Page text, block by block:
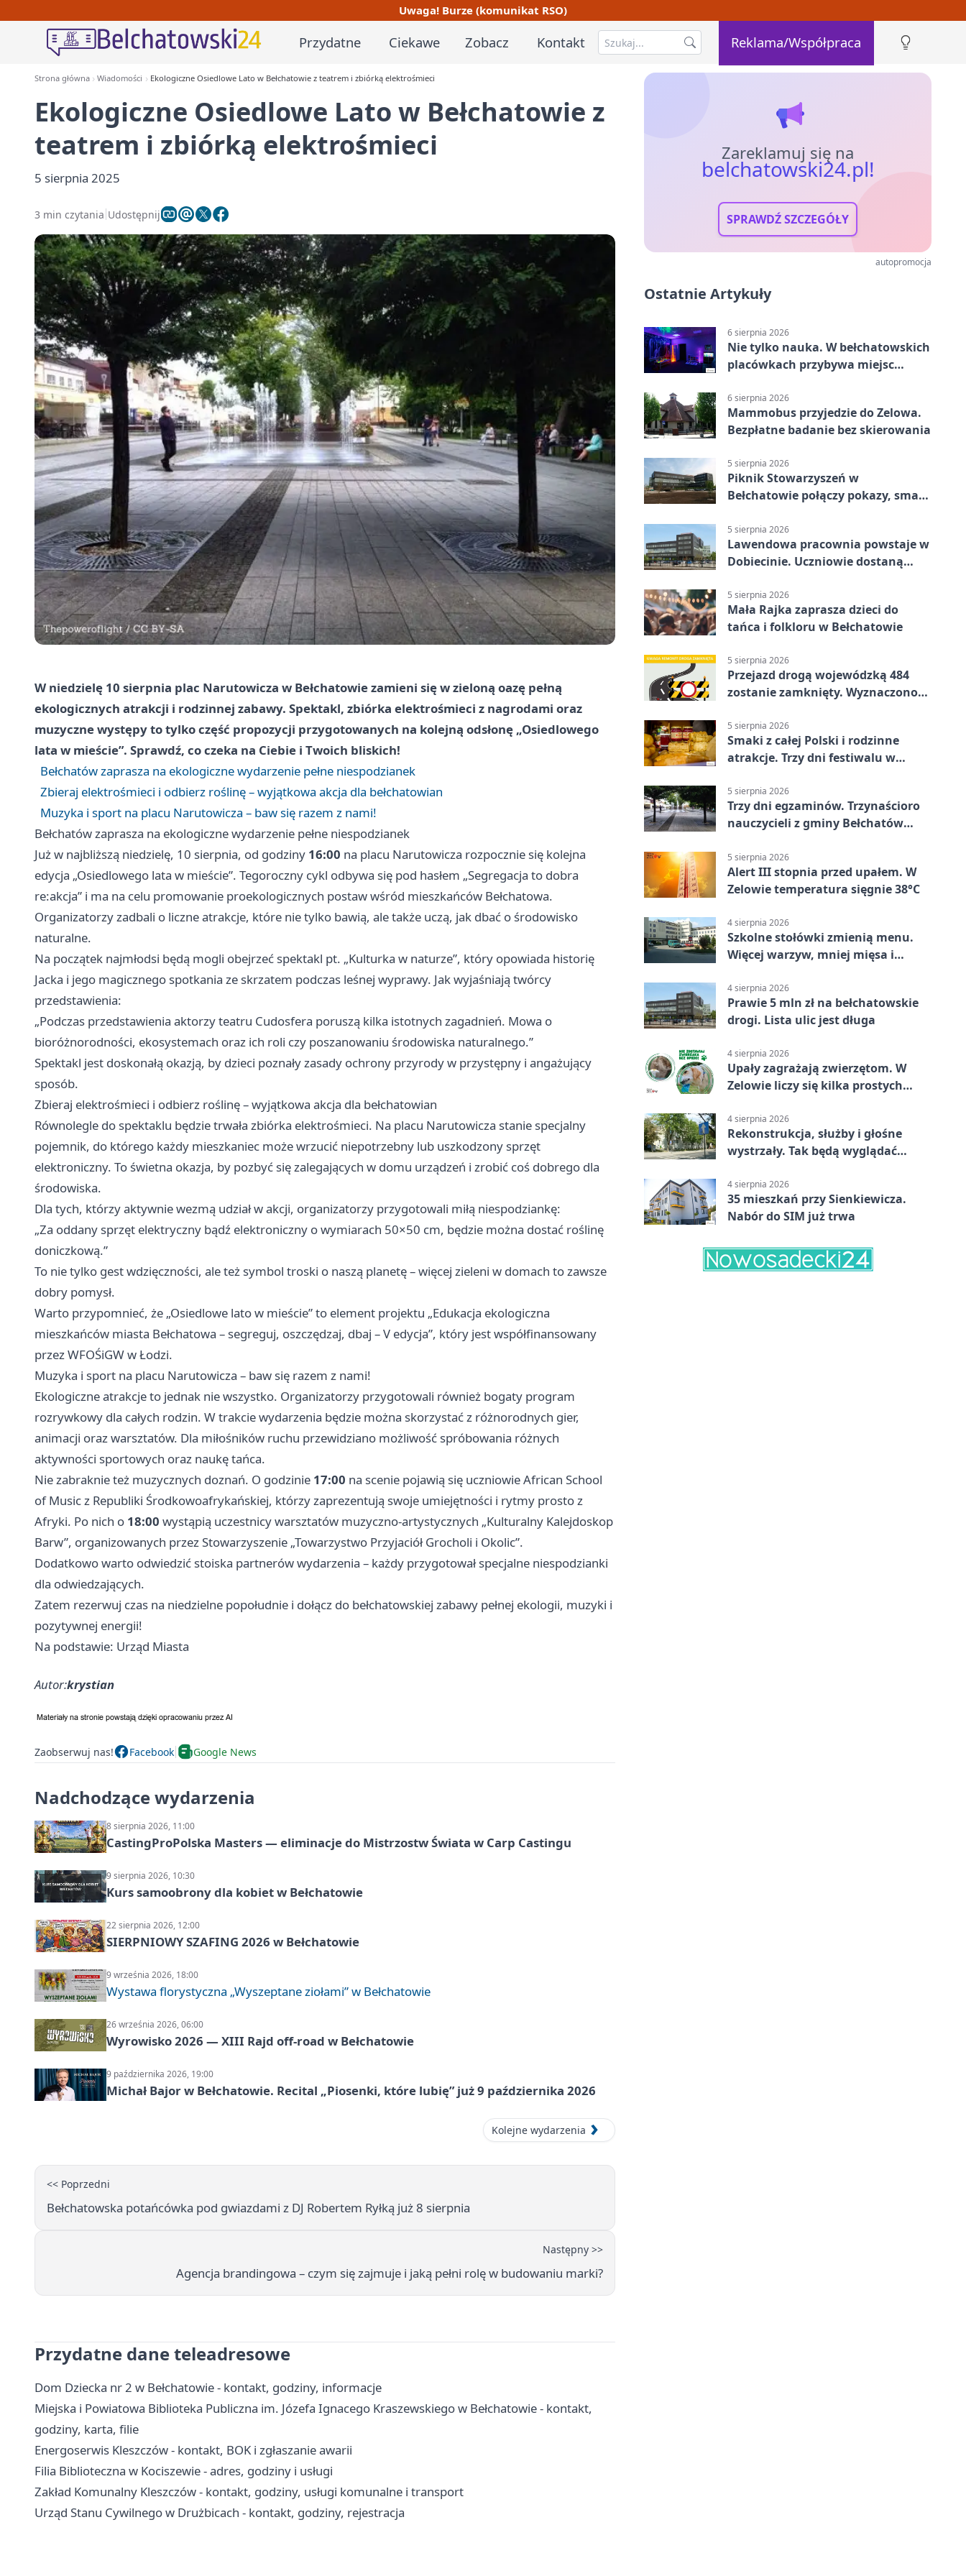
Uwaga! Burze (komunikat RSO)
Przydatne Ciekawe Zobacz Kontakt Reklama/Współpraca
Strona główna Wiadomości Ekologiczne Osiedlowe Lato w Bełchatowie z teatrem i zbiórką elektrośmieci
Ekologiczne Osiedlowe Lato w Bełchatowie z
teatrem i zbiórką elektrośmieci
5 sierpnia 2025
3 min czytania Udostępnij
W niedzielę 10 sierpnia plac Narutowicza w Bełchatowie zamieni się w zieloną oazę pełną
ekologicznych atrakcji i rodzinnej zabawy. Spektakl, zbiórka elektrośmieci z nagrodami oraz
muzyczne występy to tylko część propozycji przygotowanych na kolejną odsłonę „Osiedlowego
lata w mieście”. Sprawdź, co czeka na Ciebie i Twoich bliskich!
Bełchatów zaprasza na ekologiczne wydarzenie pełne niespodzianek
Zbieraj elektrośmieci i odbierz roślinę – wyjątkowa akcja dla bełchatowian
Muzyka i sport na placu Narutowicza – baw się razem z nami!
Bełchatów zaprasza na ekologiczne wydarzenie pełne niespodzianek
Już w najbliższą niedzielę, 10 sierpnia, od godziny 16:00 na placu Narutowicza rozpocznie się kolejna
edycja „Osiedlowego lata w mieście”. Tegoroczny cykl odbywa się pod hasłem „Segregacja to dobra
re:akcja” i ma na celu promowanie proekologicznych postaw wśród mieszkańców Bełchatowa.
Organizatorzy zadbali o liczne atrakcje, które nie tylko bawią, ale także uczą, jak dbać o środowisko
naturalne.
Na początek najmłodsi będą mogli obejrzeć spektakl pt. „Kulturka w naturze”, który opowiada historię
Jacka i jego magicznego spotkania ze skrzatem podczas leśnej wyprawy. Jak wyjaśniają twórcy
przedstawienia:
„Podczas przedstawienia aktorzy teatru Cudosfera poruszą kilka istotnych zagadnień. Mowa o
bioróżnorodności, ekosystemach oraz ich roli czy poszanowaniu środowiska naturalnego.”
Spektakl jest doskonałą okazją, by dzieci poznały zasady ochrony przyrody w przystępny i angażujący
sposób.
Zbieraj elektrośmieci i odbierz roślinę – wyjątkowa akcja dla bełchatowian
Równolegle do spektaklu będzie trwała zbiórka elektrośmieci. Na placu Narutowicza stanie specjalny
pojemnik, do którego każdy mieszkaniec może wrzucić niepotrzebny lub uszkodzony sprzęt
elektroniczny. To świetna okazja, by pozbyć się zalegających w domu urządzeń i zrobić coś dobrego dla
środowiska.
Dla tych, którzy aktywnie wezmą udział w akcji, organizatorzy przygotowali miłą niespodziankę:
„Za oddany sprzęt elektryczny bądź elektroniczny o wymiarach 50×50 cm, będzie można dostać roślinę
doniczkową.”
To nie tylko gest wdzięczności, ale też symbol troski o naszą planetę – więcej zieleni w domach to zawsze
dobry pomysł.
Warto przypomnieć, że „Osiedlowe lato w mieście” to element projektu „Edukacja ekologiczna
mieszkańców miasta Bełchatowa – segreguj, oszczędzaj, dbaj – V edycja”, który jest współfinansowany
przez WFOŚiGW w Łodzi.
Muzyka i sport na placu Narutowicza – baw się razem z nami!
Ekologiczne atrakcje to jednak nie wszystko. Organizatorzy przygotowali również bogaty program
rozrywkowy dla całych rodzin. W trakcie wydarzenia będzie można skorzystać z różnorodnych gier,
animacji oraz warsztatów. Dla miłośników ruchu przewidziano możliwość spróbowania różnych
aktywności sportowych oraz naukę tańca.
Nie zabraknie też muzycznych doznań. O godzinie 17:00 na scenie pojawią się uczniowie African School
of Music z Republiki Środkowoafrykańskiej, którzy zaprezentują swoje umiejętności i rytmy prosto z
Afryki. Po nich o 18:00 wystąpią uczestnicy warsztatów muzyczno-artystycznych „Kulturalny Kalejdoskop
Barw”, organizowanych przez Stowarzyszenie „Towarzystwo Przyjaciół Grocholi i Okolic”.
Dodatkowo warto odwiedzić stoiska partnerów wydarzenia – każdy przygotował specjalne niespodzianki
dla odwiedzających.
Zatem rezerwuj czas na niedzielne popołudnie i dołącz do bełchatowskiej zabawy pełnej ekologii, muzyki i
pozytywnej energii!
Na podstawie: Urząd Miasta
Autor:krystian
Zaobserwuj nas! Facebook Google News
Nadchodzące wydarzenia
8 sierpnia 2026, 11:00
CastingProPolska Masters — eliminacje do Mistrzostw Świata w Carp Castingu
9 sierpnia 2026, 10:30
Kurs samoobrony dla kobiet w Bełchatowie
22 sierpnia 2026, 12:00
SIERPNIOWY SZAFING 2026 w Bełchatowie
9 września 2026, 18:00
Wystawa florystyczna „Wyszeptane ziołami” w Bełchatowie
26 września 2026, 06:00
Wyrowisko 2026 — XIII Rajd off‑road w Bełchatowie
9 października 2026, 19:00
Michał Bajor w Bełchatowie. Recital „Piosenki, które lubię” już 9 października 2026
Kolejne wydarzenia
<< Poprzedni
Bełchatowska potańcówka pod gwiazdami z DJ Robertem Ryłką już 8 sierpnia
Następny >>
Agencja brandingowa – czym się zajmuje i jaką pełni rolę w budowaniu marki?
Przydatne dane teleadresowe
Dom Dziecka nr 2 w Bełchatowie - kontakt, godziny, informacje
Miejska i Powiatowa Biblioteka Publiczna im. Józefa Ignacego Kraszewskiego w Bełchatowie - kontakt,
godziny, karta, filie
Energoserwis Kleszczów - kontakt, BOK i zgłaszanie awarii
Filia Biblioteczna w Kociszewie - adres, godziny i usługi
Zakład Komunalny Kleszczów - kontakt, godziny, usługi komunalne i transport
Urząd Stanu Cywilnego w Drużbicach - kontakt, godziny, rejestracja
Zareklamuj się na
belchatowski24.pl!
SPRAWDŹ SZCZEGÓŁY
autopromocja
Ostatnie Artykuły
6 sierpnia 2026
Nie tylko nauka. W bełchatowskich
placówkach przybywa miejsc
6 sierpnia 2026
Mammobus przyjedzie do Zelowa.
Bezpłatne badanie bez skierowania
5 sierpnia 2026
Piknik Stowarzyszeń w
Bełchatowie połączy pokazy, smaki
5 sierpnia 2026
Lawendowa pracownia powstaje w
Dobiecinie. Uczniowie dostaną
5 sierpnia 2026
Mała Rajka zaprasza dzieci do
tańca i folkloru w Bełchatowie
5 sierpnia 2026
Przejazd drogą wojewódzką 484
zostanie zamknięty. Wyznaczono
5 sierpnia 2026
Smaki z całej Polski i rodzinne
atrakcje. Trzy dni festiwalu w
5 sierpnia 2026
Trzy dni egzaminów. Trzynaścioro
nauczycieli z gminy Bełchatów
5 sierpnia 2026
Alert III stopnia przed upałem. W
Zelowie temperatura sięgnie 38°C
4 sierpnia 2026
Szkolne stołówki zmienią menu.
Więcej warzyw, mniej mięsa i
4 sierpnia 2026
Prawie 5 mln zł na bełchatowskie
drogi. Lista ulic jest długa
4 sierpnia 2026
Upały zagrażają zwierzętom. W
Zelowie liczy się kilka prostych
4 sierpnia 2026
Rekonstrukcja, służby i głośne
wystrzały. Tak będą wyglądać
4 sierpnia 2026
35 mieszkań przy Sienkiewicza.
Nabór do SIM już trwa